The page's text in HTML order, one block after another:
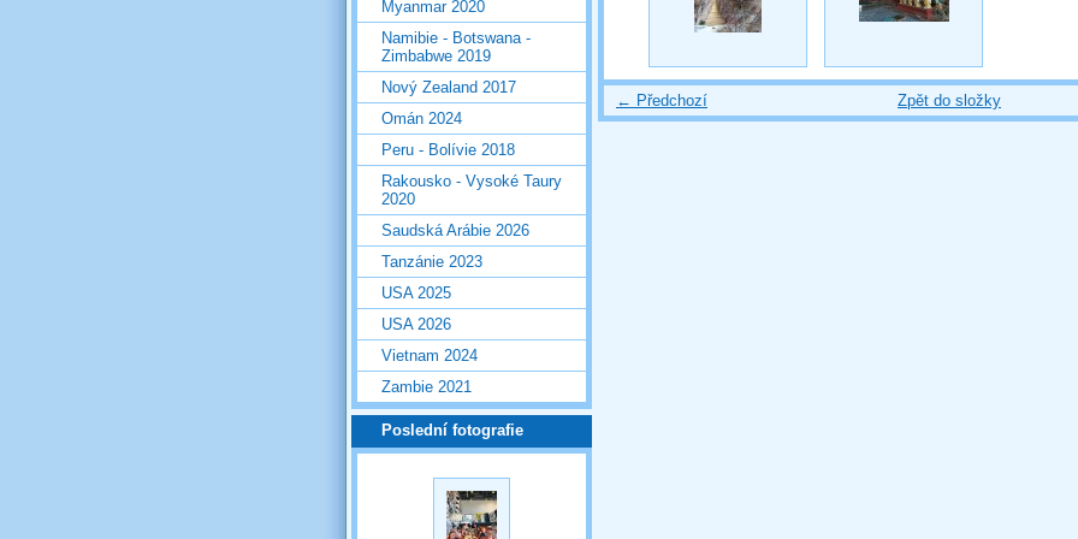
← Předchozí Zpět do složky
Myanmar 2020
Namibie - Botswana -
Zimbabwe 2019
Nový Zealand 2017
Omán 2024
Peru - Bolívie 2018
Rakousko - Vysoké Taury
2020
Saudská Arábie 2026
Tanzánie 2023
USA 2025
USA 2026
Vietnam 2024
Zambie 2021
Poslední fotografie